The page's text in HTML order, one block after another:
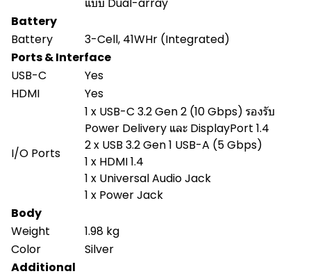
Battery
Battery
3-Cell, 41WHr (Integrated)
Ports & Interface
USB-C
Yes
HDMI
Yes
I/O Ports
1 x USB-C 3.2 Gen 2 (10 Gbps) รองรับ
Power Delivery และ DisplayPort 1.4
2 x USB 3.2 Gen 1 USB-A (5 Gbps)
1 x HDMI 1.4
1 x Universal Audio Jack
1 x Power Jack
Body
Weight
1.98 kg
Color
Silver
Additional